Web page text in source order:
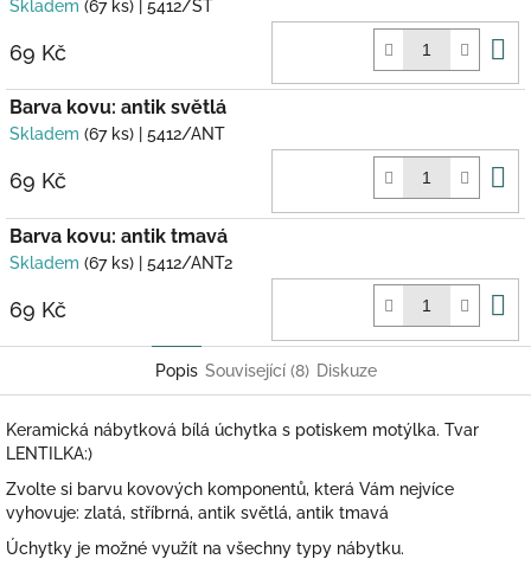
Skladem (67 ks) | 5412/ST
69 Kč
Barva kovu: antik světlá
Skladem (67 ks) | 5412/ANT
69 Kč
Barva kovu: antik tmavá
Skladem (67 ks) | 5412/ANT2
69 Kč
Popis Související (8) Diskuze
Keramická nábytková bílá úchytka s potiskem motýlka. Tvar
LENTILKA:)
Zvolte si barvu kovových komponentů, která Vám nejvíce
vyhovuje: zlatá, stříbrná, antik světlá, antik tmavá
Úchytky je možné využít na všechny typy nábytku.